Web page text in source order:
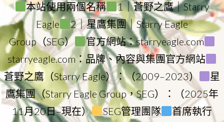
本站使用兩個名稱
1｜蒼野之鷹｜Starry
Eagle
2｜星鷹集團｜Starry Eagle
Group（SEG）
官方網站：starryeagle.com
starryeagle.com：品牌、內容與集團官方網站
蒼野之鷹（Starry Eagle）：（2009–2023）
星
鷹集團（Starry Eagle Group，SEG）：（2025年
11月20日–現在）
SEG管理團隊
首席執行